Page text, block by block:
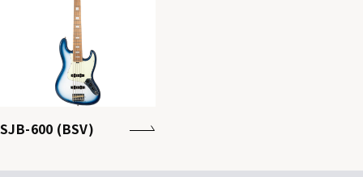
SJB-600 (BSV)